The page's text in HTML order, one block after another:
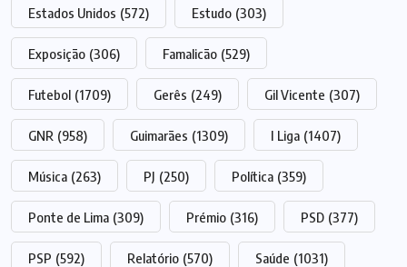
Estados Unidos (572) Estudo (303)
Exposição (306) Famalicão (529)
Futebol (1709) Gerês (249) Gil Vicente (307)
GNR (958) Guimarães (1309) I Liga (1407)
Música (263) PJ (250) Política (359)
Ponte de Lima (309) Prémio (316) PSD (377)
PSP (592) Relatório (570) Saúde (1031)